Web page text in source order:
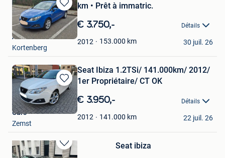
Sauvegarder
dans
Mes
Favoris
km • Prêt à immatric.
€ 3.750,- Détails
2012 153.000 km
Alex...
Kortenberg
30 juil. 26
Sauvegarder
dans
Mes
Favoris
Seat Ibiza 1.2TSi/ 141.000km/ 2012/
1er Propriétaire/ CT OK
€ 3.950,- Détails
2012 141.000 km
Cars
Zemst
22 juil. 26
Sauvegarder
Seat ibiza